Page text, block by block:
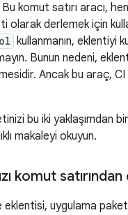
Bu komut satırı aracı,
olarak derlemek için
kullanmanın, eklentiyi
Bunun nedeni,
Ancak bu araç, CI
bu iki yaklaşımdan
makaleyi okuyun.
komut
uygulama